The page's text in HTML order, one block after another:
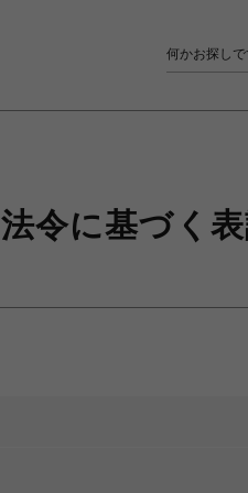
法令に基づく